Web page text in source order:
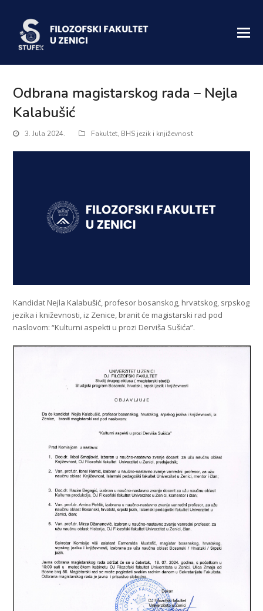
Odbrana magistarskog rada – Nejla
Kalabušić
3. Jula 2024. Fakultet, BHS jezik i književnost
Kandidat Nejla Kalabušić, profesor bosanskog, hrvatskog, srpskog
jezika i kniževnosti, iz Zenice, branit će magistarski rad pod
naslovom: “Kulturni aspekti u prozi Derviša Sušića”.